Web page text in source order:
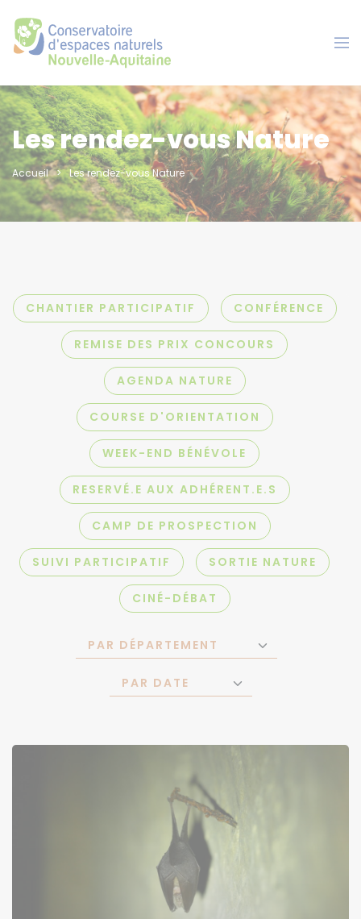
Les rendez-vous Nature
Accueil Les rendez-vous Nature
CHANTIER PARTICIPATIF CONFÉRENCE
REMISE DES PRIX CONCOURS
AGENDA NATURE
COURSE D'ORIENTATION
WEEK-END BÉNÉVOLE
RESERVÉ.E AUX ADHÉRENT.E.S
CAMP DE PROSPECTION
SUIVI PARTICIPATIF SORTIE NATURE
CINÉ-DÉBAT